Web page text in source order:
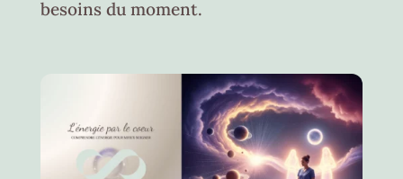
besoins du moment.